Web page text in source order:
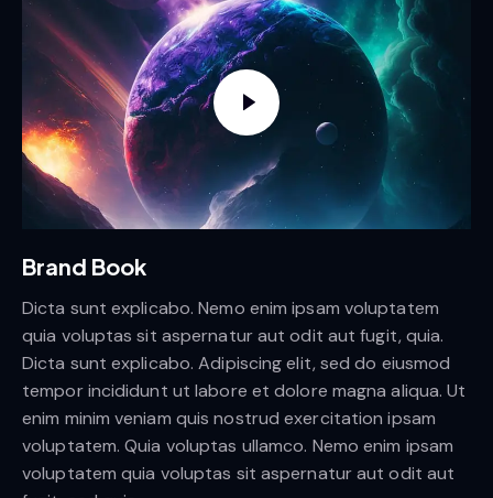
Brand Book
Dicta sunt explicabo. Nemo enim ipsam voluptatem
quia voluptas sit aspernatur aut odit aut fugit, quia.
Dicta sunt explicabo. Adipiscing elit, sed do eiusmod
tempor incididunt ut labore et dolore magna aliqua. Ut
enim minim veniam quis nostrud exercitation ipsam
voluptatem. Quia voluptas ullamco. Nemo enim ipsam
voluptatem quia voluptas sit aspernatur aut odit aut